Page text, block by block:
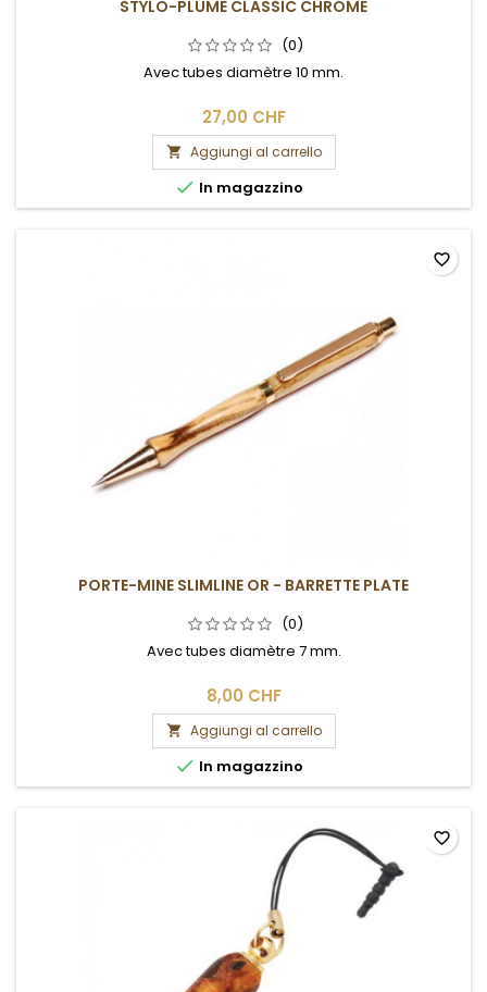
STYLO-PLUME CLASSIC CHROMÉ
(0)
Avec tubes diamètre 10 mm.
27,00 CHF
 Aggiungi al carrello
 In magazzino
PORTE-MINE SLIMLINE OR - BARRETTE PLATE
(0)
Avec tubes diamètre 7 mm.
8,00 CHF
 Aggiungi al carrello
 In magazzino
favorite_border
favorite_border